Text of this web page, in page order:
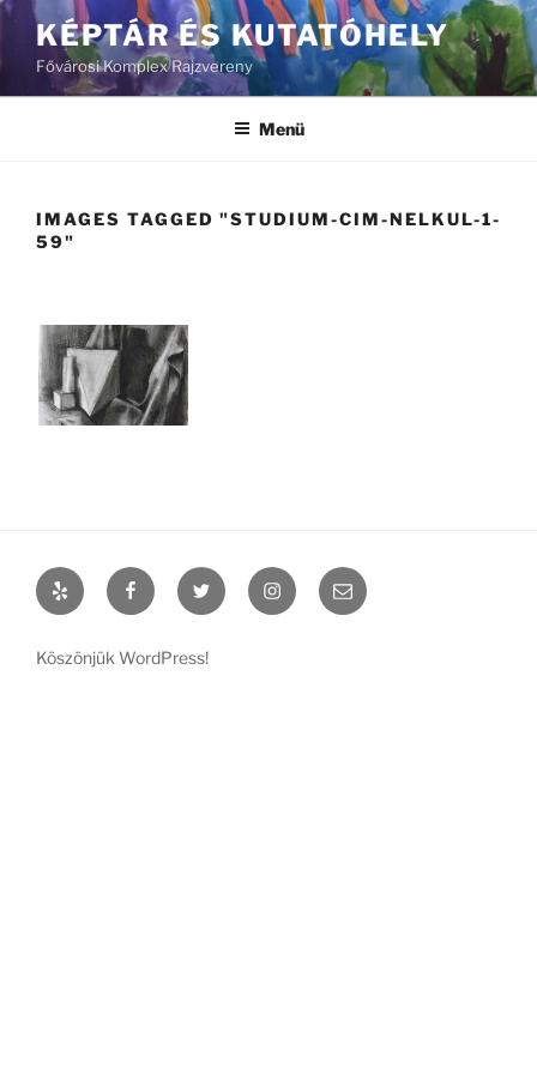
Tartalomhoz
KÉPTÁR ÉS KUTATÓHELY
Fővárosi Komplex Rajzvereny
Menü
IMAGES TAGGED "STUDIUM-CIM-NELKUL-1-
59"
Yelp FacebookTwitter InstagramEmail
Köszönjük WordPress!